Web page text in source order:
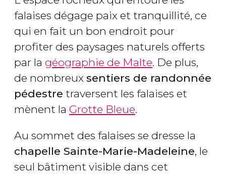
falaises dégage paix et tranquillité, ce
qui en fait un bon endroit pour
profiter des paysages naturels offerts
par la géographie de Malte. De plus,
de nombreux sentiers de randonnée
pédestre traversent les falaises et
mènent la Grotte Bleue.
Au sommet des falaises se dresse la
chapelle Sainte-Marie-Madeleine, le
seul bâtiment visible dans cet